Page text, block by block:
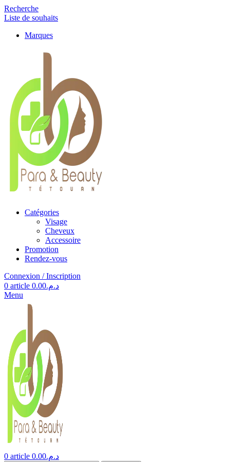
Recherche
Liste de souhaits
Marques
Catégories
Visage
Cheveux
Accessoire
Promotion
Rendez-vous
Connexion / Inscription
0 article د.م.0.00
Menu
0 article د.م.0.00